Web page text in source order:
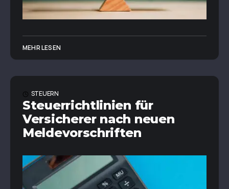
MEHR LESEN
STEUERN
Steuerrichtlinien für
Versicherer nach neuen
Meldevorschriften